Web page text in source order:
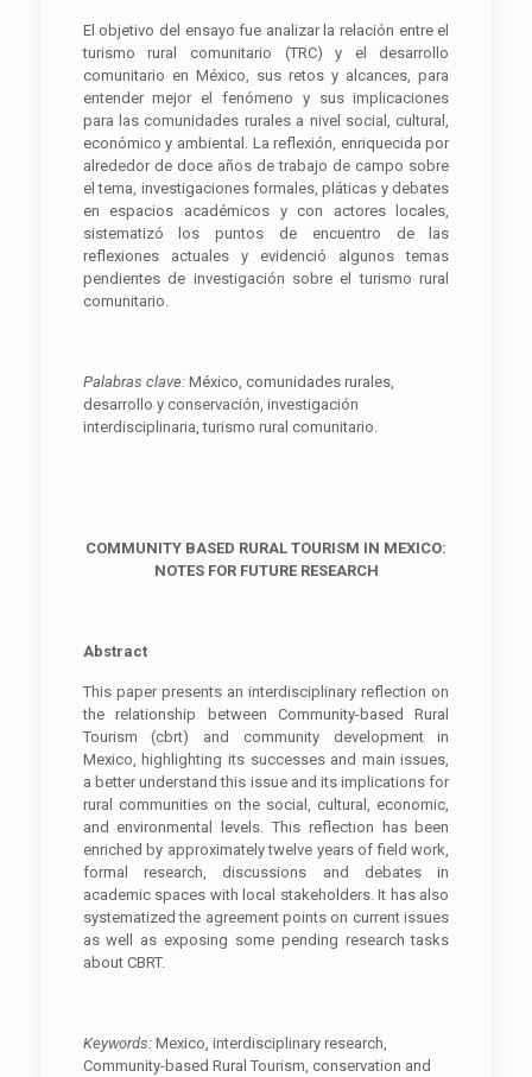
El objetivo del ensayo fue analizar la relación entre el
turismo rural comunitario (TRC) y el desarrollo
comunitario en México, sus retos y alcances, para
entender mejor el fenómeno y sus implicaciones
para las comunidades rurales a nivel social, cultural,
económico y ambiental. La reflexión, enriquecida por
alrededor de doce años de trabajo de campo sobre
el tema, investigaciones formales, pláticas y debates
en espacios académicos y con actores locales,
sistematizó los puntos de encuentro de las
reflexiones actuales y evidenció algunos temas
pendientes de investigación sobre el turismo rural
comunitario.
Palabras clave: México, comunidades rurales,
desarrollo y conservación, investigación
interdisciplinaria, turismo rural comunitario.
COMMUNITY BASED RURAL TOURISM IN MEXICO:
NOTES FOR FUTURE RESEARCH
Abstract
This paper presents an interdisciplinary reflection on
the relationship between Community-based Rural
Tourism (cbrt) and community development in
Mexico, highlighting its successes and main issues,
a better understand this issue and its implications for
rural communities on the social, cultural, economic,
and environmental levels. This reflection has been
enriched by approximately twelve years of field work,
formal research, discussions and debates in
academic spaces with local stakeholders. It has also
systematized the agreement points on current issues
as well as exposing some pending research tasks
about CBRT.
Keywords: Mexico, interdisciplinary research,
Community-based Rural Tourism, conservation and